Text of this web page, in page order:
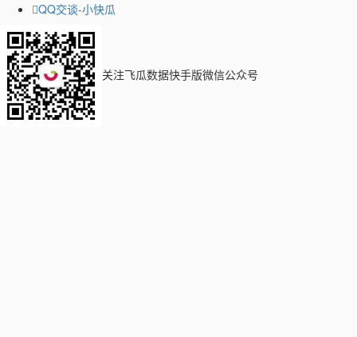
QQ交谈-小快瓜
关注飞瓜数据快手版微信公众号